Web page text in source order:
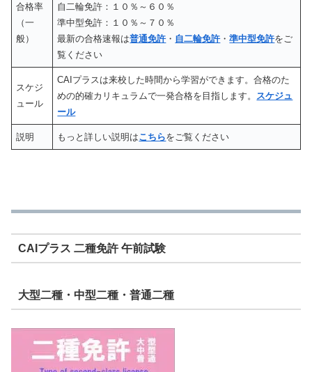
合格率
（一
般）
自二輪免許：１０％～６０％
準中型免許：１０％～７０％
最新の合格速報は普通免許・ 自二輪免許・準中型免許をご
覧ください
スケジ
ュール
CAIプラスは来校した時間から学習ができます。合格のた
めの的確カリキュラムで一発合格を目指します。
スケジュ
ール
説明 もっと詳しい説明はこちらをご覧ください
CAIプラス 二種免許 午前試験
大型二種・中型二種・普通二種